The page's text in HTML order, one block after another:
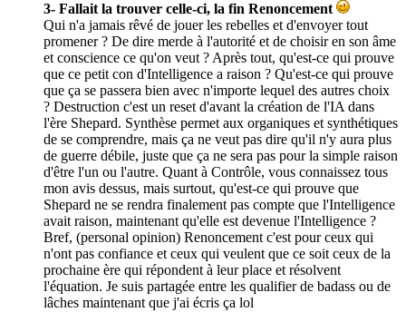
3- Fallait la trouver celle-ci, la fin Renoncement
Qui n'a jamais rêvé de jouer les rebelles et d'envoyer tout
promener ? De dire merde à l'autorité et de choisir en son âme
et conscience ce qu'on veut ? Après tout, qu'est-ce qui prouve
que ce petit con d'Intelligence a raison ? Qu'est-ce qui prouve
que ça se passera bien avec n'importe lequel des autres choix
? Destruction c'est un reset d'avant la création de l'IA dans
l'ère Shepard. Synthèse permet aux organiques et synthétiques
de se comprendre, mais ça ne veut pas dire qu'il n'y aura plus
de guerre débile, juste que ça ne sera pas pour la simple raison
d'être l'un ou l'autre. Quant à Contrôle, vous connaissez tous
mon avis dessus, mais surtout, qu'est-ce qui prouve que
Shepard ne se rendra finalement pas compte que l'Intelligence
avait raison, maintenant qu'elle est devenue l'Intelligence ?
Bref, (personal opinion) Renoncement c'est pour ceux qui
n'ont pas confiance et ceux qui veulent que ce soit ceux de la
prochaine ère qui répondent à leur place et résolvent
l'équation. Je suis partagée entre les qualifier de badass ou de
lâches maintenant que j'ai écris ça lol